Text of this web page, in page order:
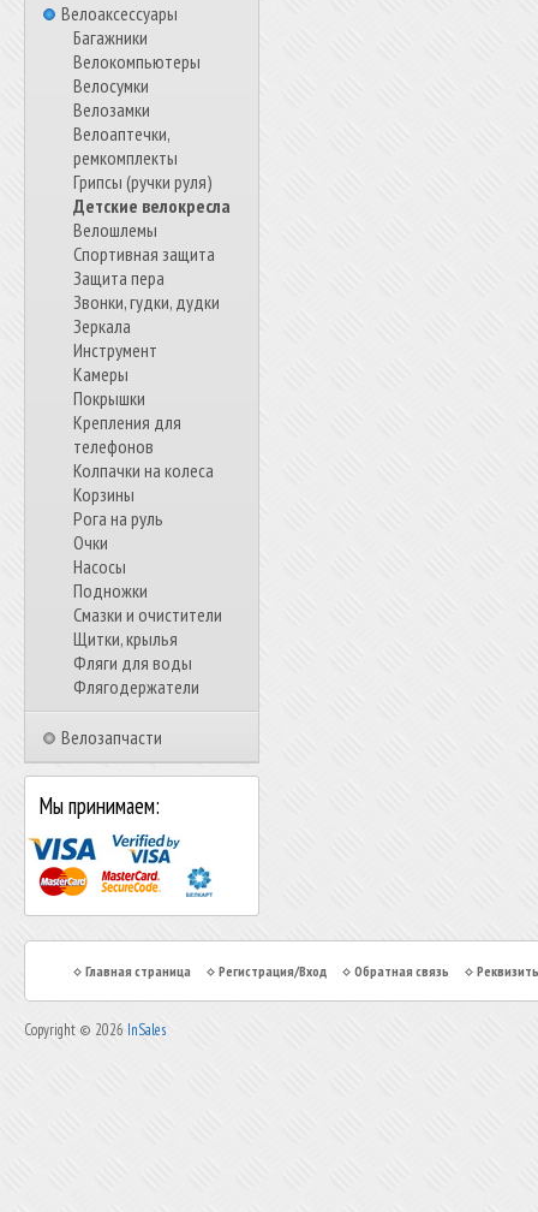
Велоаксессуары
Багажники
Велокомпьютеры
Велосумки
Велозамки
Велоаптечки,
ремкомплекты
Грипсы (ручки руля)
Детские велокресла
Велошлемы
Спортивная защита
Защита пера
Звонки, гудки, дудки
Зеркала
Инструмент
Камеры
Покрышки
Крепления для
телефонов
Колпачки на колеса
Корзины
Рога на руль
Очки
Насосы
Подножки
Смазки и очистители
Щитки, крылья
Фляги для воды
Флягодержатели
Велозапчасти
Мы принимаем:
Главная страница Регистрация/Вход Обратная связь
Copyright © 2026 InSales